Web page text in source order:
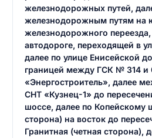
железнодорожных путей,
железнодорожным путям на
железнодорожного переезда,
автодороге, переходящей в
далее по улице Енисейской
границей между ГСК № 314 и
«Энергостроитель», далее
СНТ «Кузнец-1» до
шоссе, далее по Копейскому
сторона) на восток до
Гранитная (четная сторона),